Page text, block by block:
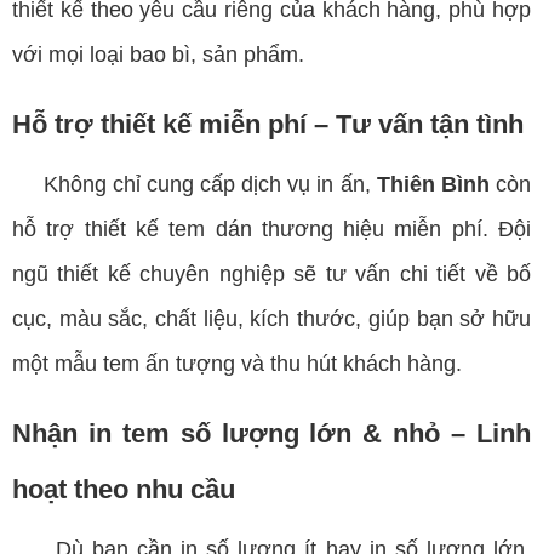
thiết kế theo yêu cầu riêng của khách hàng, phù hợp
với mọi loại bao bì, sản phẩm.
Hỗ trợ thiết kế miễn phí – Tư vấn tận tình
Không chỉ cung cấp dịch vụ in ấn, Thiên Bình còn
hỗ trợ thiết kế tem dán thương hiệu miễn phí. Đội
ngũ thiết kế chuyên nghiệp sẽ tư vấn chi tiết về bố
cục, màu sắc, chất liệu, kích thước, giúp bạn sở hữu
một mẫu tem ấn tượng và thu hút khách hàng.
Nhận in tem số lượng lớn & nhỏ – Linh
hoạt theo nhu cầu
Dù bạn cần in số lượng ít hay in số lượng lớn,